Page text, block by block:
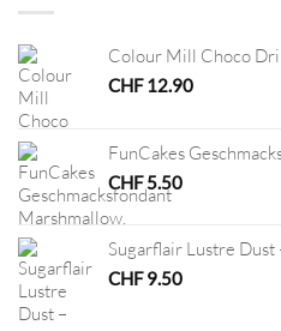
Colour Mill Choco
CHF12.90
FunCakes
CHF5.50
Sugarflair Lustre
CHF9.50